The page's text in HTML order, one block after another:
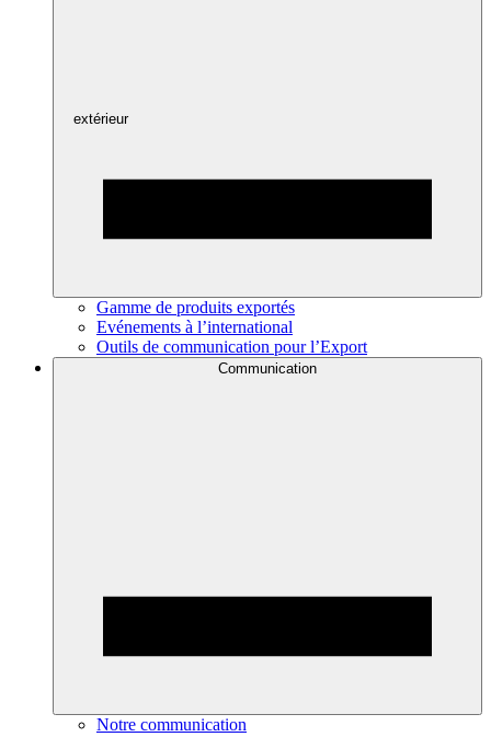
extérieur
Gamme de produits exportés
Evénements à l’international
Outils de communication pour l’Export
Communication
Notre communication